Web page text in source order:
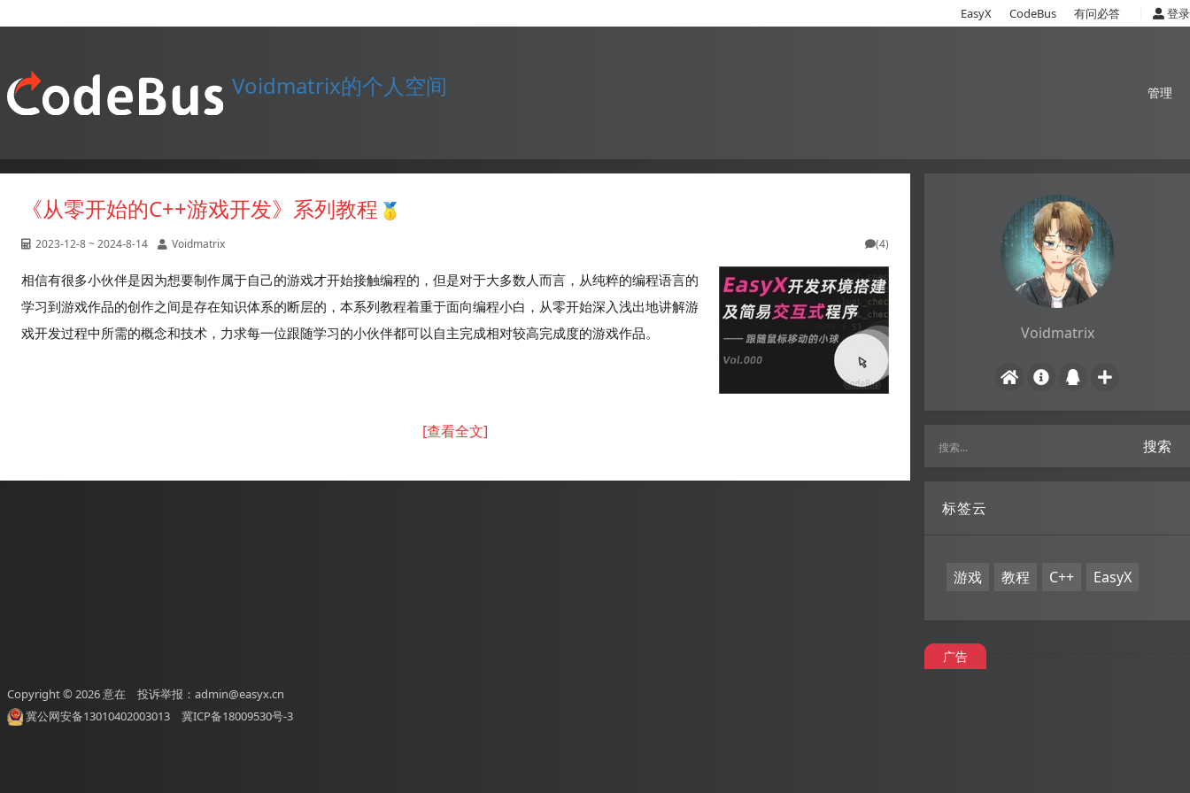
EasyX CodeBus 有问必答 登录
Voidmatrix的个人空间 管理
《从零开始的C++游戏开发》系列教程
2023-12-8 ~ 2024-8-14 Voidmatrix (4)
相信有很多小伙伴是因为想要制作属于自己的游戏才开始接触编程的，但是对于大多数人而言，从纯粹的编程语言的
学习到游戏作品的创作之间是存在知识体系的断层的，本系列教程着重于面向编程小白，从零开始深入浅出地讲解游
戏开发过程中所需的概念和技术，力求每一位跟随学习的小伙伴都可以自主完成相对较高完成度的游戏作品。
[查看全文]
Voidmatrix
搜索
标签云
游戏 教程 C++ EasyX
广告
Copyright © 2026意在 投诉举报：admin@easyx.cn
冀公网安备13010402003013
冀ICP备18009530号-3